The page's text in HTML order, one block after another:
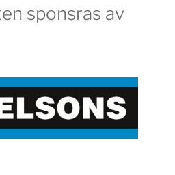
sponsras av